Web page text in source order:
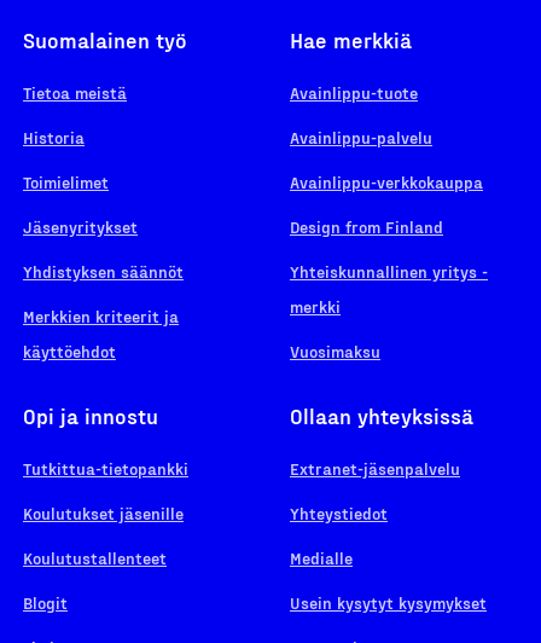
Suomalainen työ
Tietoa meistä
Historia
Toimielimet
Jäsenyritykset
Yhdistyksen säännöt
Merkkien kriteerit ja
käyttöehdot
Hae merkkiä
Avainlippu-tuote
Avainlippu-palvelu
Avainlippu-verkkokauppa
Design from Finland
Yhteiskunnallinen yritys -
merkki
Vuosimaksu
Opi ja innostu
Tutkittua-tietopankki
Koulutukset jäsenille
Koulutustallenteet
Blogit
Ollaan yhteyksissä
Extranet-jäsenpalvelu
Yhteystiedot
Medialle
Usein kysytyt kysymykset